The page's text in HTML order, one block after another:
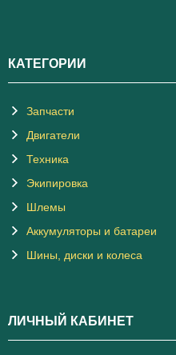
КАТЕГОРИИ
Запчасти
Двигатели
Техника
Экипировка
Шлемы
Аккумуляторы и батареи
Шины, диски и колеса
ЛИЧНЫЙ КАБИНЕТ